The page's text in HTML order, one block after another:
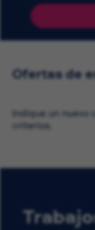
Ofertas de
Indique un nuevo
criterios.